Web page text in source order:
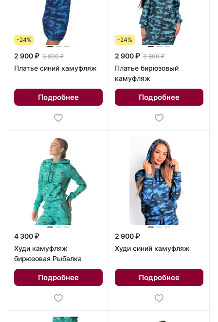
-24%
2 900 ₽ 3 800 ₽
Платье синий камуфляж
Подробнее
-24%
2 900 ₽ 3 800 ₽
Платье бирюзовый
камуфляж
Подробнее
4 300 ₽
Худи камуфляж
бирюзовая Рыбалка
Подробнее
2 900 ₽
Худи синий камуфляж
Подробнее